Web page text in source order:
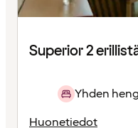
Superior 2
Yhden
Huonetiedot